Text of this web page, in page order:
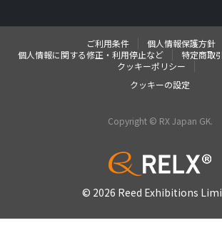
ご利用条件
個人情報保護方針
個人情報に関する修正・利用停止など
特定商取
クッキーポリシー
クッキーの設定
Copyright © RX Japan GK.
© 2026 Reed Exhibitions